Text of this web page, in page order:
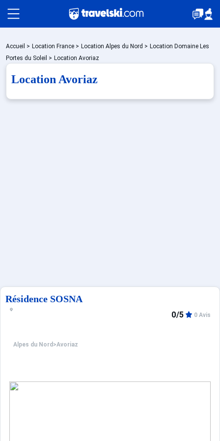
Packages
🚆Train de nuit
Accueil > Location France > Location Alpes du Nord > Location Domaine Les
Portes du Soleil > Location Avoriaz
Location Avoriaz
Résidence SOSNA
Alpes du Nord >Avoriaz
0/5 0 Avis